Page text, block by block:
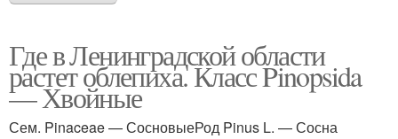
Где в Ленинградской области
растет облепиха. Класс Pinopsida
— Хвойные
Сем. Pinaceae — СосновыеРод Pinus L. — Сосна